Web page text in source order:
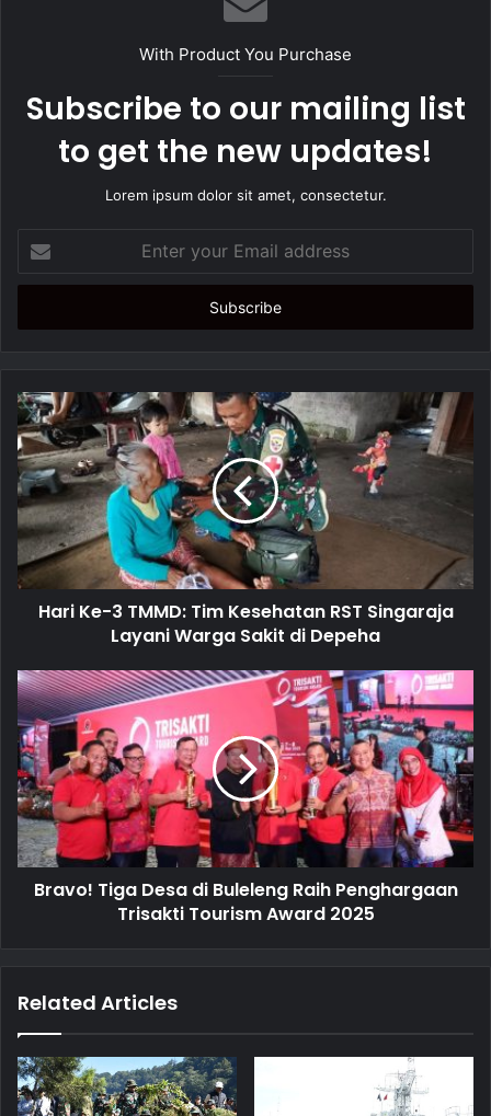
i
e
With Product You Purchase
Subscribe to our mailing list
to get the new updates!
Lorem ipsum dolor sit amet, consectetur.
t
r
u
r
E
m
a
i
l
a
d
s
s
Hari Ke-3 TMMD: Tim Kesehatan RST Singaraja
Layani Warga Sakit di Depeha
Bravo! Tiga Desa di Buleleng Raih Penghargaan
Trisakti Tourism Award 2025
Related Articles